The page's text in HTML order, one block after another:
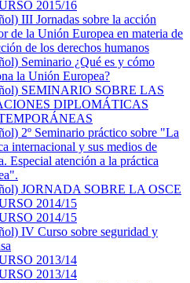
2015/16
III Jornadas sobre la acción
de la Unión Europea en materia de
de los derechos humanos
Seminario ¿Qué es y cómo
la Unión Europea?
SEMINARIO SOBRE LAS
DIPLOMÁTICAS
2º Seminario práctico sobre "La
internacional y sus medios de
Especial atención a la práctica
JORNADA SOBRE LA OSCE
2014/15
2014/15
IV Curso sobre seguridad y
2013/14
2013/14